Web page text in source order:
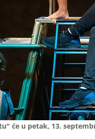
će u petak, 13.